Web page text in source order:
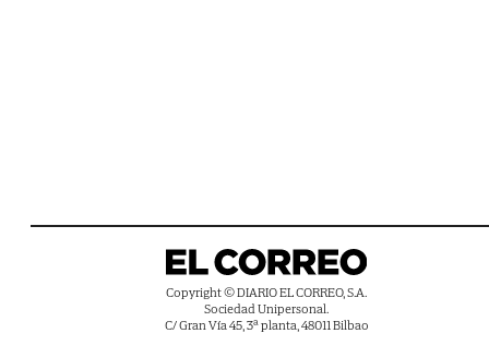
Copyright © DIARIO EL CORREO, S.A.
Sociedad Unipersonal.
C/ Gran Vía 45, 3ª planta, 48011 Bilbao